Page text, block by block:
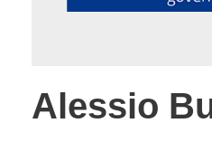
Alessio